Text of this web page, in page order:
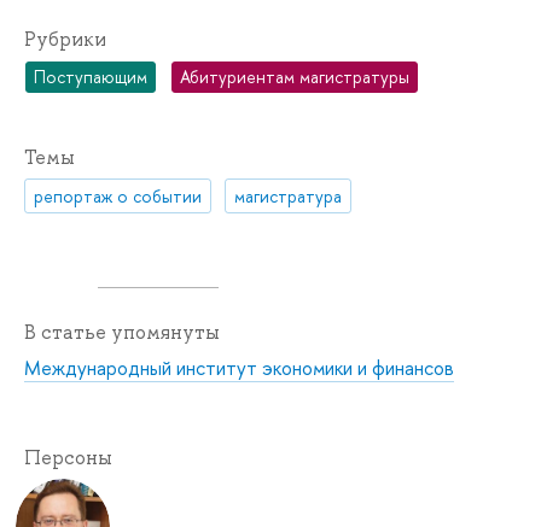
Рубрики
Поступающим Абитуриентам магистратуры
Темы
репортаж о событии магистратура
В статье упомянуты
Международный институт экономики и финансов
Персоны